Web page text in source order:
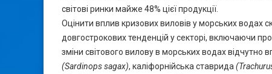
світові ринки майже 48% цієї продукції.
Оцінити вплив кризових виловів у морських водах
довгострокових тенденцій у секторі, включаючи
зміни світового вилову в морських водах відчутно
(Sardinops sagax), каліфорнійська ставрида